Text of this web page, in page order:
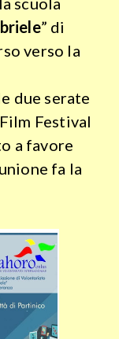
” di
verso la
due serate
Festival
a favore
fa la